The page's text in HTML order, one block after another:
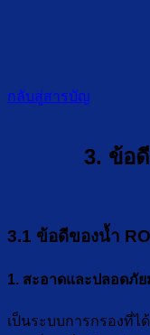
กลับสู่สารบัญ
3. ข้อ
3.1 ข้อดีของน้ำ RO
1. สะอาดและปลอดภั
เป็นระบบการกรองที่